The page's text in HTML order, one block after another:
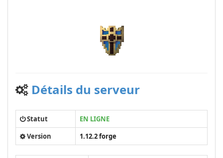
Détails du serveur
Statut
EN LIGNE
Version
1.12.2 forge